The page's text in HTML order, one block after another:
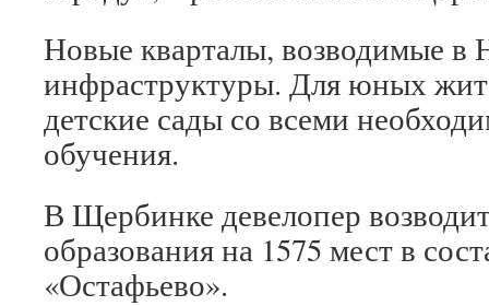
Новые кварталы, возводимые в
инфраструктуры. Для юных
детские сады со всеми
обучения.
В Щербинке девелопер
образования на 1575 мест в
«Остафьево».